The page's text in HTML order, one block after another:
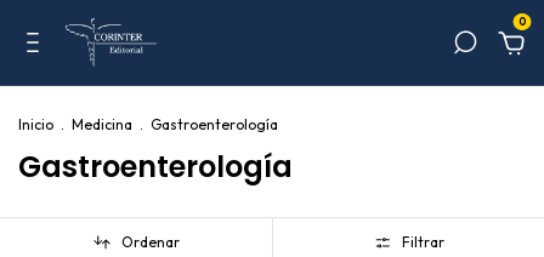
0
Inicio . Medicina . Gastroenterología
Gastroenterología
Ordenar Filtrar